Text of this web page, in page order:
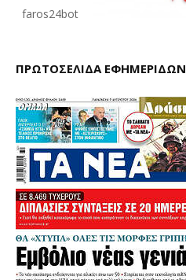
faros24bot
ΠΡΩΤΟΣΕΛΙΔΑ ΕΦΗΜΕΡΙΔΩΝ